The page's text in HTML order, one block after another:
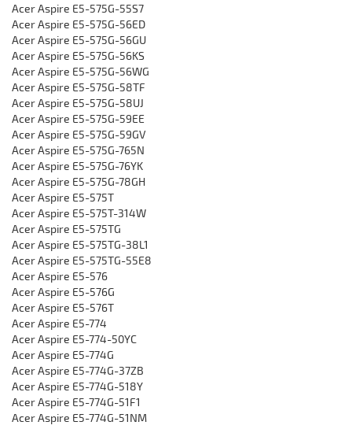
Acer Aspire E5-575G-55S7
Acer Aspire E5-575G-56ED
Acer Aspire E5-575G-56GU
Acer Aspire E5-575G-56KS
Acer Aspire E5-575G-56WG
Acer Aspire E5-575G-58TF
Acer Aspire E5-575G-58UJ
Acer Aspire E5-575G-59EE
Acer Aspire E5-575G-59GV
Acer Aspire E5-575G-765N
Acer Aspire E5-575G-76YK
Acer Aspire E5-575G-78GH
Acer Aspire E5-575T
Acer Aspire E5-575T-314W
Acer Aspire E5-575TG
Acer Aspire E5-575TG-38L1
Acer Aspire E5-575TG-55E8
Acer Aspire E5-576
Acer Aspire E5-576G
Acer Aspire E5-576T
Acer Aspire E5-774
Acer Aspire E5-774-50YC
Acer Aspire E5-774G
Acer Aspire E5-774G-37ZB
Acer Aspire E5-774G-518Y
Acer Aspire E5-774G-51F1
Acer Aspire E5-774G-51NM